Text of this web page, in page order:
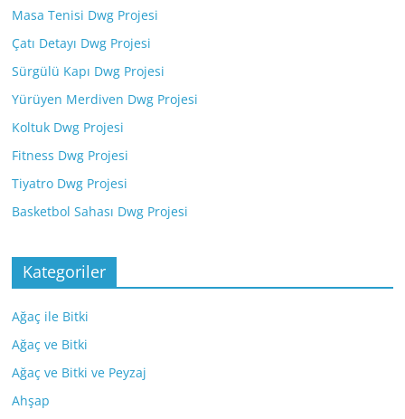
Masa Tenisi Dwg Projesi
Çatı Detayı Dwg Projesi
Sürgülü Kapı Dwg Projesi
Yürüyen Merdiven Dwg Projesi
Koltuk Dwg Projesi
Fitness Dwg Projesi
Tiyatro Dwg Projesi
Basketbol Sahası Dwg Projesi
Kategoriler
Ağaç ile Bitki
Ağaç ve Bitki
Ağaç ve Bitki ve Peyzaj
Ahşap